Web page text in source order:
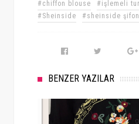
#chiffon blouse #işlemeli
#Sheinside
#sheinside
BENZER YAZILAR